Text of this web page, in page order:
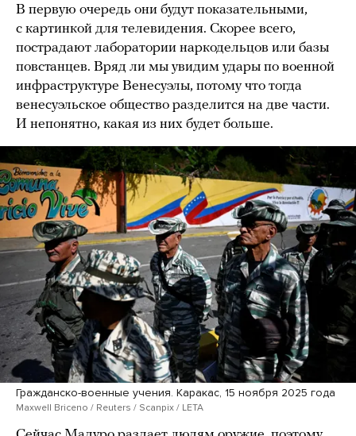
В первую очередь они будут показательными,
с картинкой для телевидения. Скорее всего,
пострадают лаборатории наркодельцов или базы
повстанцев. Вряд ли мы увидим удары по военной
инфраструктуре Венесуэлы, потому что тогда
венесуэльское общество разделится на две части.
И непонятно, какая из них будет больше.
Гражданско-военные учения. Каракас, 15 ноября 2025 года
Maxwell Briceno / Reuters / Scanpix / LETA